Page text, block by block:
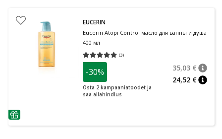
nõuanne
EUCERIN
Eucerin Atopi Control масло для ванны и душа
400 мл
(3)
Средняя оценка 5.00
-30%
Osta 2 kampaaniatoodet ja
saa allahindlus
35,03 €
24,52 €